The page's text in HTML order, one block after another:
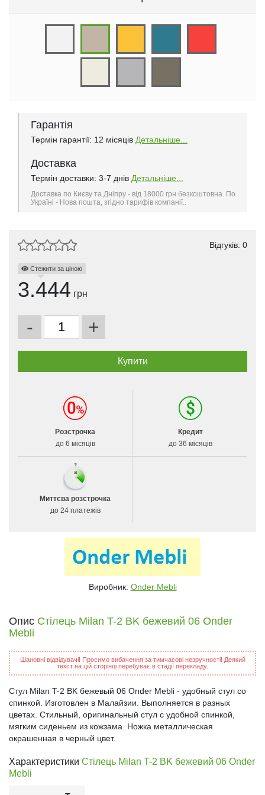
Гарантія
Термін гарантії: 12 місяців Детальніше...
Доставка
Термін доставки: 3-7 днів Детальніше...
Доставка по Києву та Дніпру - від 18000 грн безкоштовна. По
Україні - Нова пошта, згідно тарифів компанії..
Відгуків: 0
Стежити за ціною
3.444 грн
- +
Розстрочка
до 6 місяців
Кредит
до 36 місяців
Миттєва розстрочка
до 24 платежів
Виробник: Onder Mebli
Опис Стілець Milan T-2 BK бежевий 06 Onder
Mebli
Шановні відвідувачі! Просимо вибачення за тимчасові незручності! Деякий
текст на цій сторінці перебуває в стадії перекладу.
Стул Milan T-2 BK бежевый 06 Onder Mebli - удобный стул со
спинкой. Изготовлен в Малайзии. Выполняется в разных
цветах. Стильный, оригинальный стул с удобной спинкой,
мягким сиденьем из кожзама. Ножка металлическая
окрашенная в черный цвет.
Характеристики Стілець Milan T-2 BK бежевий 06 Onder
Mebli